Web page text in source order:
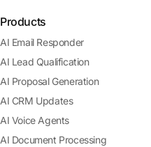
Products
AI Email Responder
AI Lead Qualification
AI Proposal Generation
AI CRM Updates
AI Voice Agents
AI Document Processing